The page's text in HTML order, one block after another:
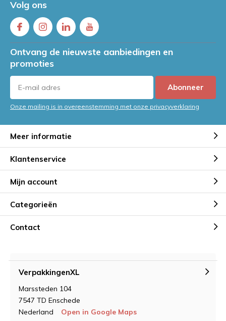
Volg ons
Ontvang de nieuwste aanbiedingen en
promoties
Abonneer
Onze mailing is in overeenstemming met onze privacyverklaring
Meer informatie
Klantenservice
Mijn account
Categorieën
Contact
VerpakkingenXL
Marssteden 104
7547 TD Enschede
Nederland
Open in Google Maps